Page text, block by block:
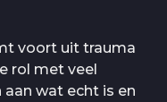
voort uit trauma
rol met veel
wat echt is en